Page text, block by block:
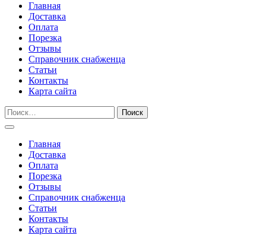
Главная
Доставка
Оплата
Порезка
Отзывы
Справочник снабженца
Статьи
Контакты
Карта сайта
Главная
Доставка
Оплата
Порезка
Отзывы
Справочник снабженца
Статьи
Контакты
Карта сайта